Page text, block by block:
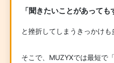
「聞きたいことがあっても
と挫折してしまうきっかけも
そこで、MUZYXでは最短で「